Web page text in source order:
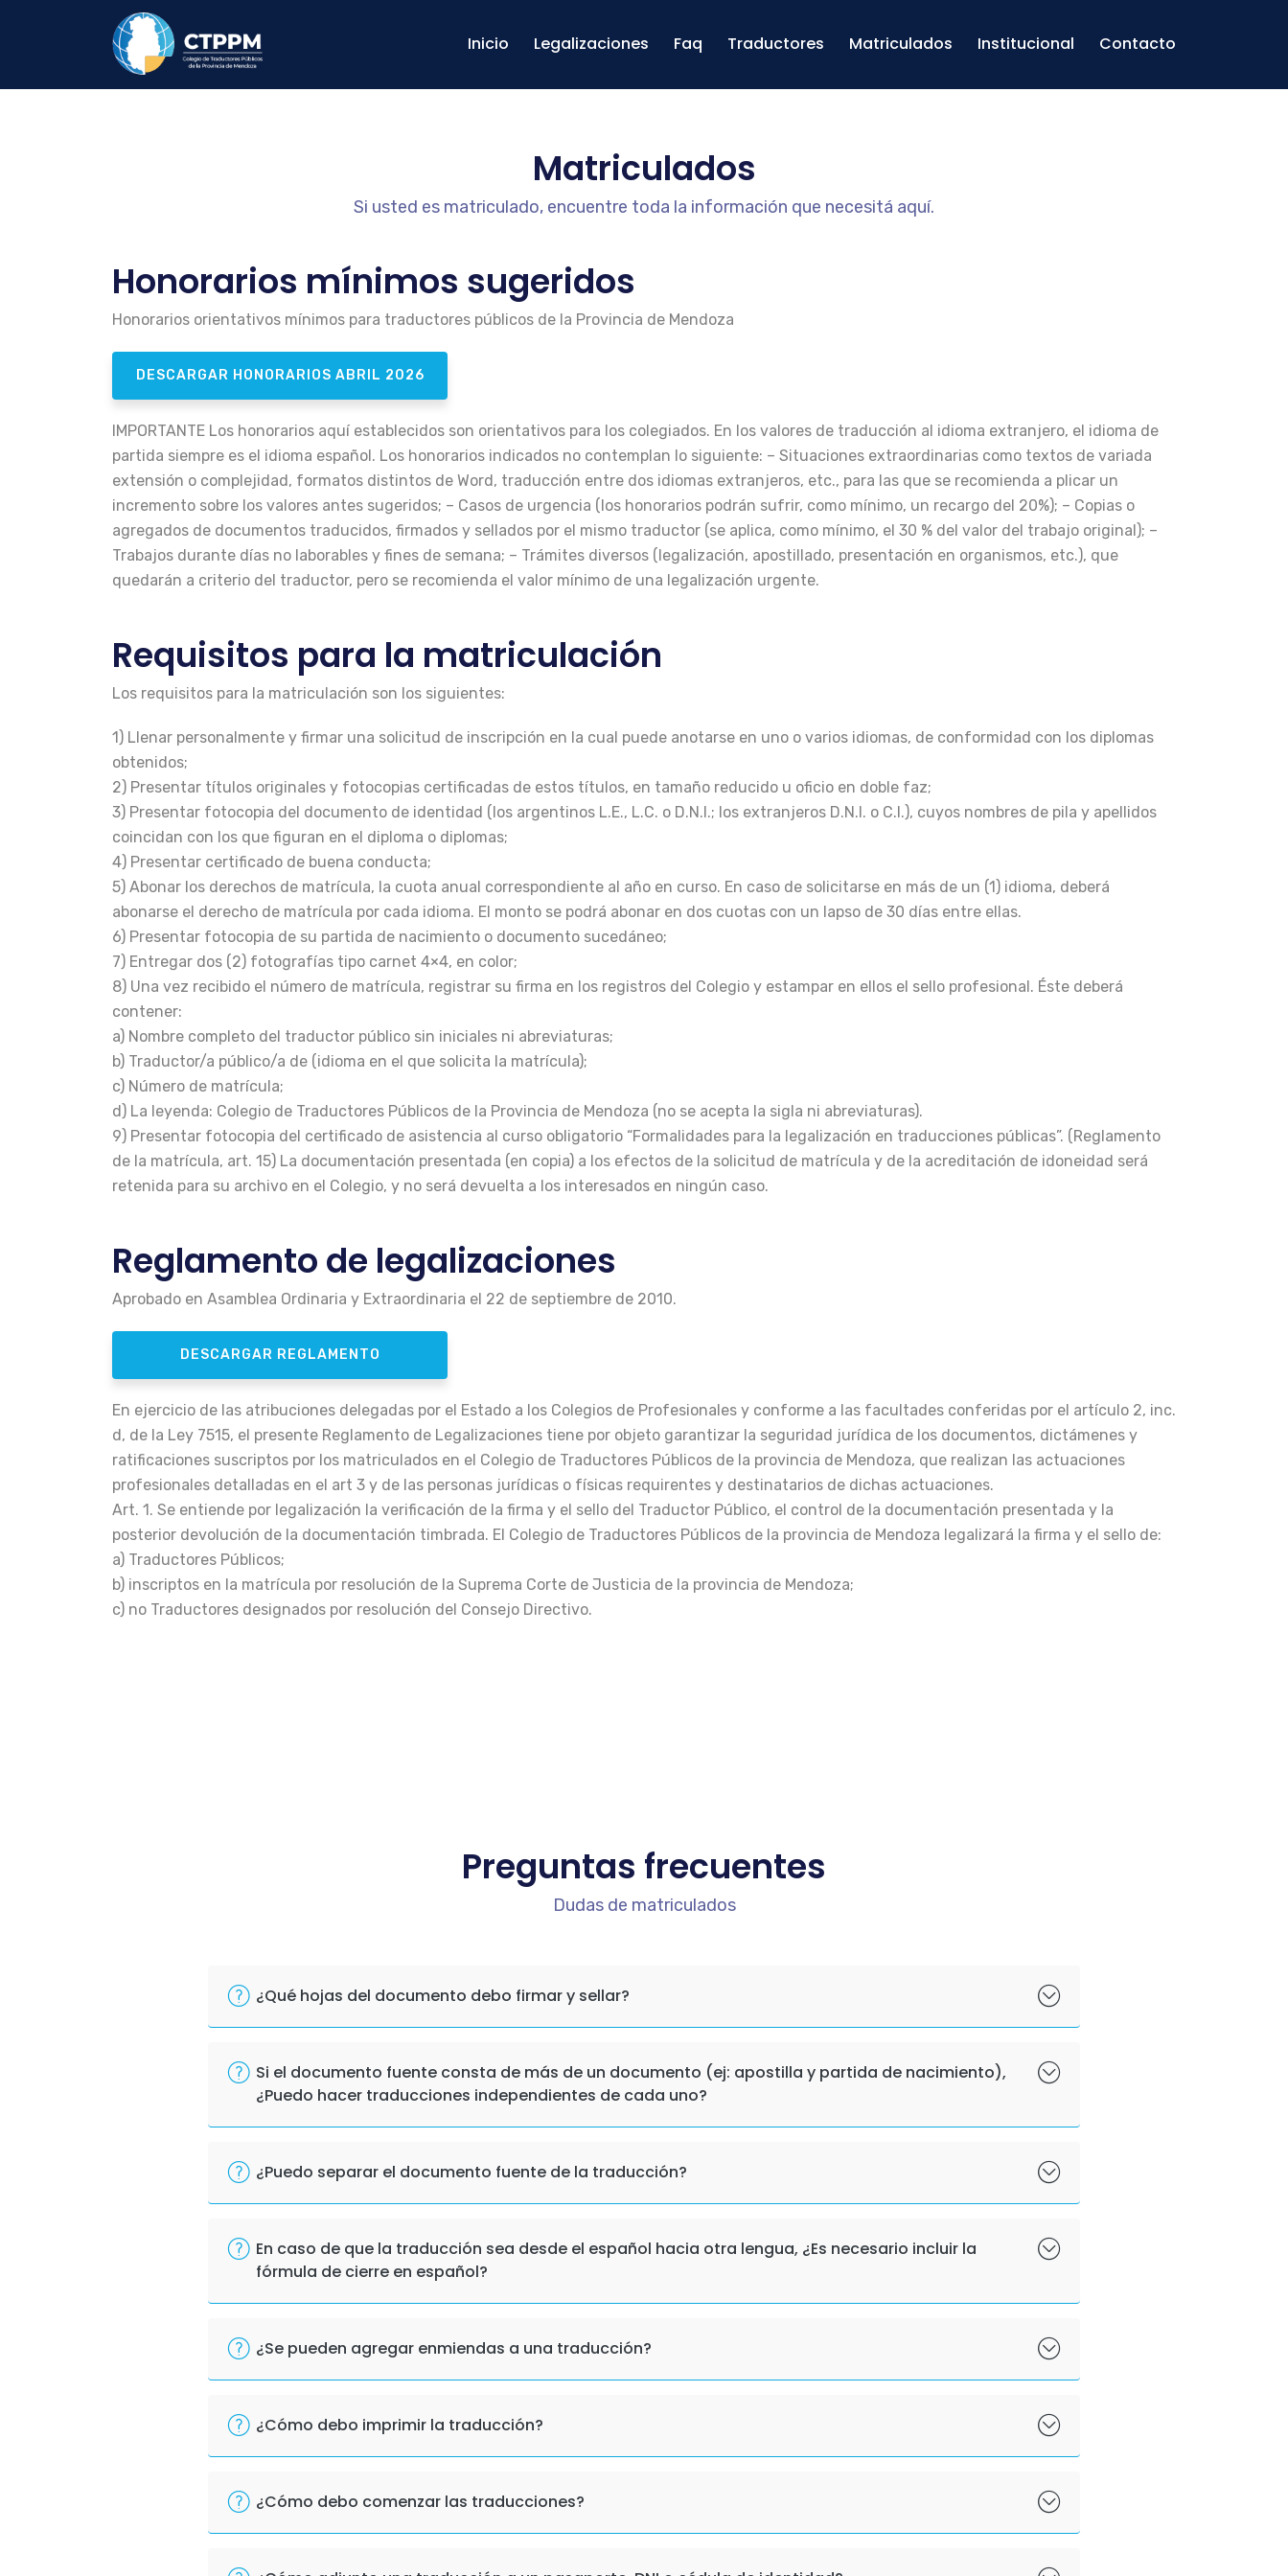
Inicio Legalizaciones Faq Traductores Matriculados Institucional Contacto
Matriculados
Si usted es matriculado, encuentre toda la información que necesitá aquí.
Honorarios mínimos sugeridos
Honorarios orientativos mínimos para traductores públicos de la Provincia de Mendoza
DESCARGAR HONORARIOS ABRIL 2026
IMPORTANTE Los honorarios aquí establecidos son orientativos para los colegiados. En los valores de traducción al idioma extranjero, el idioma de
partida siempre es el idioma español. Los honorarios indicados no contemplan lo siguiente: – Situaciones extraordinarias como textos de variada
extensión o complejidad, formatos distintos de Word, traducción entre dos idiomas extranjeros, etc., para las que se recomienda a plicar un
incremento sobre los valores antes sugeridos; – Casos de urgencia (los honorarios podrán sufrir, como mínimo, un recargo del 20%); – Copias o
agregados de documentos traducidos, firmados y sellados por el mismo traductor (se aplica, como mínimo, el 30 % del valor del trabajo original); –
Trabajos durante días no laborables y fines de semana; – Trámites diversos (legalización, apostillado, presentación en organismos, etc.), que
quedarán a criterio del traductor, pero se recomienda el valor mínimo de una legalización urgente.
Requisitos para la matriculación
Los requisitos para la matriculación son los siguientes:
1) Llenar personalmente y firmar una solicitud de inscripción en la cual puede anotarse en uno o varios idiomas, de conformidad con los diplomas
obtenidos;
2) Presentar títulos originales y fotocopias certificadas de estos títulos, en tamaño reducido u oficio en doble faz;
3) Presentar fotocopia del documento de identidad (los argentinos L.E., L.C. o D.N.I.; los extranjeros D.N.I. o C.I.), cuyos nombres de pila y apellidos
coincidan con los que figuran en el diploma o diplomas;
4) Presentar certificado de buena conducta;
5) Abonar los derechos de matrícula, la cuota anual correspondiente al año en curso. En caso de solicitarse en más de un (1) idioma, deberá
abonarse el derecho de matrícula por cada idioma. El monto se podrá abonar en dos cuotas con un lapso de 30 días entre ellas.
6) Presentar fotocopia de su partida de nacimiento o documento sucedáneo;
7) Entregar dos (2) fotografías tipo carnet 4×4, en color;
8) Una vez recibido el número de matrícula, registrar su firma en los registros del Colegio y estampar en ellos el sello profesional. Éste deberá
contener:
a) Nombre completo del traductor público sin iniciales ni abreviaturas;
b) Traductor/a público/a de (idioma en el que solicita la matrícula);
c) Número de matrícula;
d) La leyenda: Colegio de Traductores Públicos de la Provincia de Mendoza (no se acepta la sigla ni abreviaturas).
9) Presentar fotocopia del certificado de asistencia al curso obligatorio “Formalidades para la legalización en traducciones públicas”. (Reglamento
de la matrícula, art. 15) La documentación presentada (en copia) a los efectos de la solicitud de matrícula y de la acreditación de idoneidad será
retenida para su archivo en el Colegio, y no será devuelta a los interesados en ningún caso.
Reglamento de legalizaciones
Aprobado en Asamblea Ordinaria y Extraordinaria el 22 de septiembre de 2010.
DESCARGAR REGLAMENTO
En ejercicio de las atribuciones delegadas por el Estado a los Colegios de Profesionales y conforme a las facultades conferidas por el artículo 2, inc.
d, de la Ley 7515, el presente Reglamento de Legalizaciones tiene por objeto garantizar la seguridad jurídica de los documentos, dictámenes y
ratificaciones suscriptos por los matriculados en el Colegio de Traductores Públicos de la provincia de Mendoza, que realizan las actuaciones
profesionales detalladas en el art 3 y de las personas jurídicas o físicas requirentes y destinatarios de dichas actuaciones.
Art. 1. Se entiende por legalización la verificación de la firma y el sello del Traductor Público, el control de la documentación presentada y la
posterior devolución de la documentación timbrada. El Colegio de Traductores Públicos de la provincia de Mendoza legalizará la firma y el sello de:
a) Traductores Públicos;
b) inscriptos en la matrícula por resolución de la Suprema Corte de Justicia de la provincia de Mendoza;
c) no Traductores designados por resolución del Consejo Directivo.
Preguntas frecuentes
Dudas de matriculados
¿Qué hojas del documento debo firmar y sellar?
Si el documento fuente consta de más de un documento (ej: apostilla y partida de nacimiento),
¿Puedo hacer traducciones independientes de cada uno?
¿Puedo separar el documento fuente de la traducción?
En caso de que la traducción sea desde el español hacia otra lengua, ¿Es necesario incluir la
fórmula de cierre en español?
¿Se pueden agregar enmiendas a una traducción?
¿Cómo debo imprimir la traducción?
¿Cómo debo comenzar las traducciones?